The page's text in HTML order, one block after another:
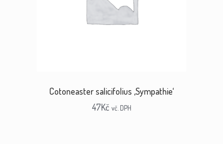
Cotoneaster salicifolius ‚Sympathie‘
47Kč vč. DPH